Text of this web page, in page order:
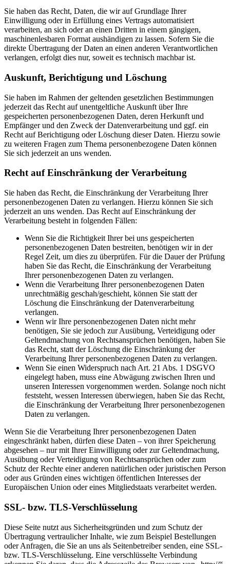
Sie haben das Recht, Daten, die wir auf Grundlage Ihrer
Einwilligung oder in Erfüllung eines Vertrags automatisiert
verarbeiten, an sich oder an einen Dritten in einem gängigen,
maschinenlesbaren Format aushändigen zu lassen. Sofern Sie die
direkte Übertragung der Daten an einen anderen Verantwortlichen
verlangen, erfolgt dies nur, soweit es technisch machbar ist.
Auskunft, Berichtigung und Löschung
Sie haben im Rahmen der geltenden gesetzlichen Bestimmungen
jederzeit das Recht auf unentgeltliche Auskunft über Ihre
gespeicherten personenbezogenen Daten, deren Herkunft und
Empfänger und den Zweck der Datenverarbeitung und ggf. ein
Recht auf Berichtigung oder Löschung dieser Daten. Hierzu sowie
zu weiteren Fragen zum Thema personenbezogene Daten können
Sie sich jederzeit an uns wenden.
Recht auf Einschränkung der Verarbeitung
Sie haben das Recht, die Einschränkung der Verarbeitung Ihrer
personenbezogenen Daten zu verlangen. Hierzu können Sie sich
jederzeit an uns wenden. Das Recht auf Einschränkung der
Verarbeitung besteht in folgenden Fällen:
Wenn Sie die Richtigkeit Ihrer bei uns gespeicherten
personenbezogenen Daten bestreiten, benötigen wir in der
Regel Zeit, um dies zu überprüfen. Für die Dauer der Prüfung
haben Sie das Recht, die Einschränkung der Verarbeitung
Ihrer personenbezogenen Daten zu verlangen.
Wenn die Verarbeitung Ihrer personenbezogenen Daten
unrechtmäßig geschah/geschieht, können Sie statt der
Löschung die Einschränkung der Datenverarbeitung
verlangen.
Wenn wir Ihre personenbezogenen Daten nicht mehr
benötigen, Sie sie jedoch zur Ausübung, Verteidigung oder
Geltendmachung von Rechtsansprüchen benötigen, haben Sie
das Recht, statt der Löschung die Einschränkung der
Verarbeitung Ihrer personenbezogenen Daten zu verlangen.
Wenn Sie einen Widerspruch nach Art. 21 Abs. 1 DSGVO
eingelegt haben, muss eine Abwägung zwischen Ihren und
unseren Interessen vorgenommen werden. Solange noch nicht
feststeht, wessen Interessen überwiegen, haben Sie das Recht,
die Einschränkung der Verarbeitung Ihrer personenbezogenen
Daten zu verlangen.
Wenn Sie die Verarbeitung Ihrer personenbezogenen Daten
eingeschränkt haben, dürfen diese Daten – von ihrer Speicherung
abgesehen – nur mit Ihrer Einwilligung oder zur Geltendmachung,
Ausübung oder Verteidigung von Rechtsansprüchen oder zum
Schutz der Rechte einer anderen natürlichen oder juristischen Person
oder aus Gründen eines wichtigen öffentlichen Interesses der
Europäischen Union oder eines Mitgliedstaats verarbeitet werden.
SSL- bzw. TLS-Verschlüsselung
Diese Seite nutzt aus Sicherheitsgründen und zum Schutz der
Übertragung vertraulicher Inhalte, wie zum Beispiel Bestellungen
oder Anfragen, die Sie an uns als Seitenbetreiber senden, eine SSL-
bzw. TLS-Verschlüsselung. Eine verschlüsselte Verbindung